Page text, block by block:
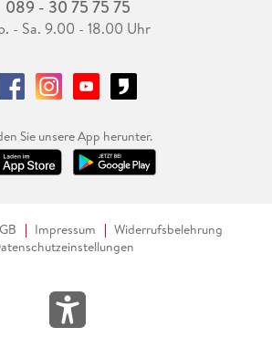
089 - 30 75 75 75
- Sa. 9.00 - 18.00 Uhr
Sie unsere App herunter.
Impressum
Widerrufsbelehrung